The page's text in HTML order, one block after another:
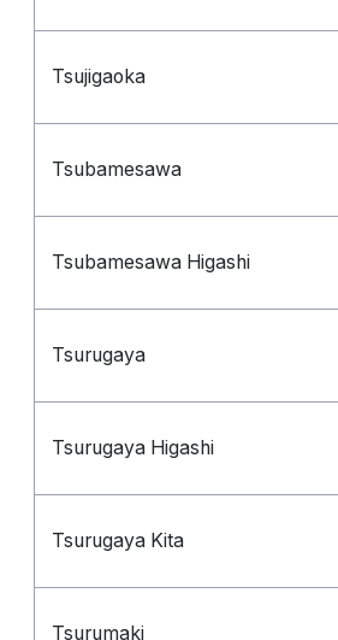
Tsujigaoka
Tsubamesawa
Tsubamesawa Higashi
Tsurugaya
Tsurugaya Higashi
Tsurugaya Kita
Tsurumaki